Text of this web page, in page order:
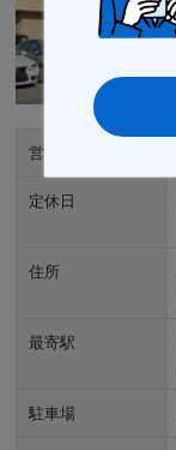
営業時間
定休日
住所
最寄駅
駐車場